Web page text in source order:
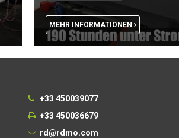
MEHR INFORMATIONEN
+33 450039077
+33 450036679
rd@rdmo.com